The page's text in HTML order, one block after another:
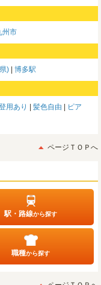
州市
) 博多駅
用あり 髪色自由
ピア
ページＴＯＰへ
駅・路線から探す
職種から探す